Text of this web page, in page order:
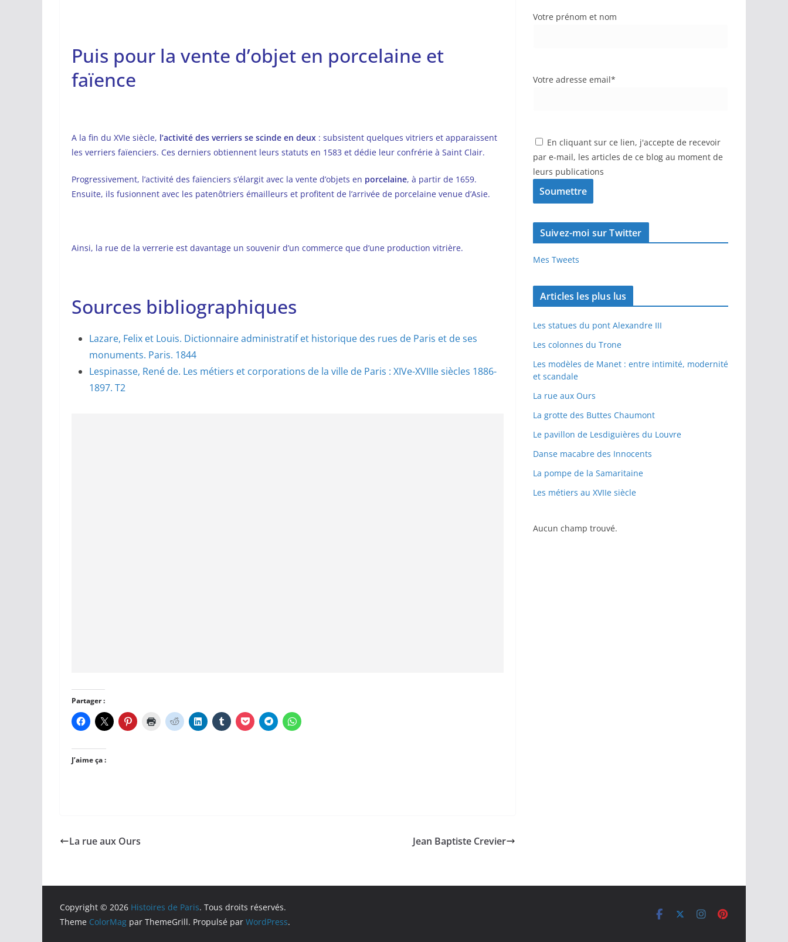
Puis pour la vente d’objet en porcelaine et
faïence
A la fin du XVIe siècle, l’activité des verriers se scinde en deux : subsistent quelques vitriers et apparaissent
les verriers faïenciers. Ces derniers obtiennent leurs statuts en 1583 et dédie leur confrérie à Saint Clair.
Progressivement, l’activité des faïenciers s’élargit avec la vente d’objets en porcelaine, à partir de 1659.
Ensuite, ils fusionnent avec les patenôtriers émailleurs et profitent de l’arrivée de porcelaine venue d’Asie.
Ainsi, la rue de la verrerie est davantage un souvenir d’un commerce que d’une production vitrière.
Sources bibliographiques
Lazare, Felix et Louis. Dictionnaire administratif et historique des rues de Paris et de ses
monuments. Paris. 1844
Lespinasse, René de. Les métiers et corporations de la ville de Paris : XIVe-XVIIIe siècles 1886-
1897. T2
Partager :
J’aime ça :
La rue aux Ours Jean Baptiste Crevier
Votre prénom et nom
Votre adresse email*
En cliquant sur ce lien, j'accepte de recevoir
par e-mail, les articles de ce blog au moment de
leurs publications
Suivez-moi sur Twitter
Mes Tweets
Articles les plus lus
Les statues du pont Alexandre III
Les colonnes du Trone
Les modèles de Manet : entre intimité, modernité
et scandale
La rue aux Ours
La grotte des Buttes Chaumont
Le pavillon de Lesdiguières du Louvre
Danse macabre des Innocents
La pompe de la Samaritaine
Les métiers au XVIIe siècle
Aucun champ trouvé.
Copyright © 2026 Histoires de Paris. Tous droits réservés.
Theme ColorMag par ThemeGrill. Propulsé par WordPress.